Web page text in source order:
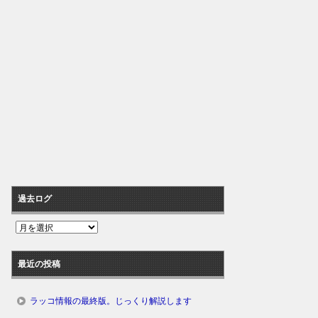
過去ログ
過
ロ
グ
最近の投稿
ラッコ情報の最終版。じっくり解説します